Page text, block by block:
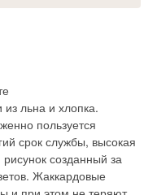
льна и хлопка.
пользуется
срок службы, высокая
рисунок созданный за
Жаккардовые